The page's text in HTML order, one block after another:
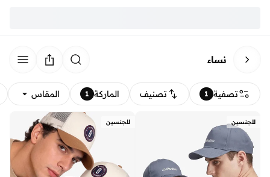
نساء
تصفية 1 تصنيف الماركة 1 المقاس
للجنسين للجنسين